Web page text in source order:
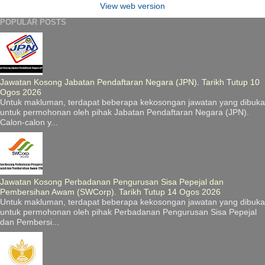
View web version
POPULAR POSTS
Jawatan Kosong Jabatan Pendaftaran Negara (JPN). Tarikh Tutup 10
Ogos 2026
Untuk makluman, terdapat beberapa kekosongan jawatan yang dibuka
untuk permohonan oleh pihak Jabatan Pendaftaran Negara (JPN).
Calon-calon y...
Jawatan Kosong Perbadanan Pengurusan Sisa Pepejal dan
Pembersihan Awam (SWCorp). Tarikh Tutup 14 Ogos 2026
Untuk makluman, terdapat beberapa kekosongan jawatan yang dibuka
untuk permohonan oleh pihak Perbadanan Pengurusan Sisa Pepejal
dan Pembersi...